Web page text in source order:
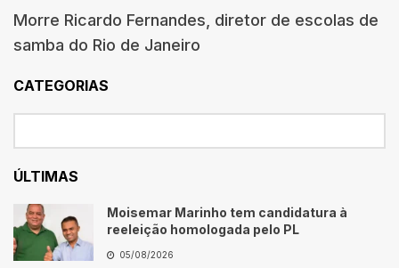
Morre Ricardo Fernandes, diretor de escolas de
samba do Rio de Janeiro
CATEGORIAS
ÚLTIMAS
Moisemar Marinho tem candidatura à
reeleição homologada pelo PL
05/08/2026